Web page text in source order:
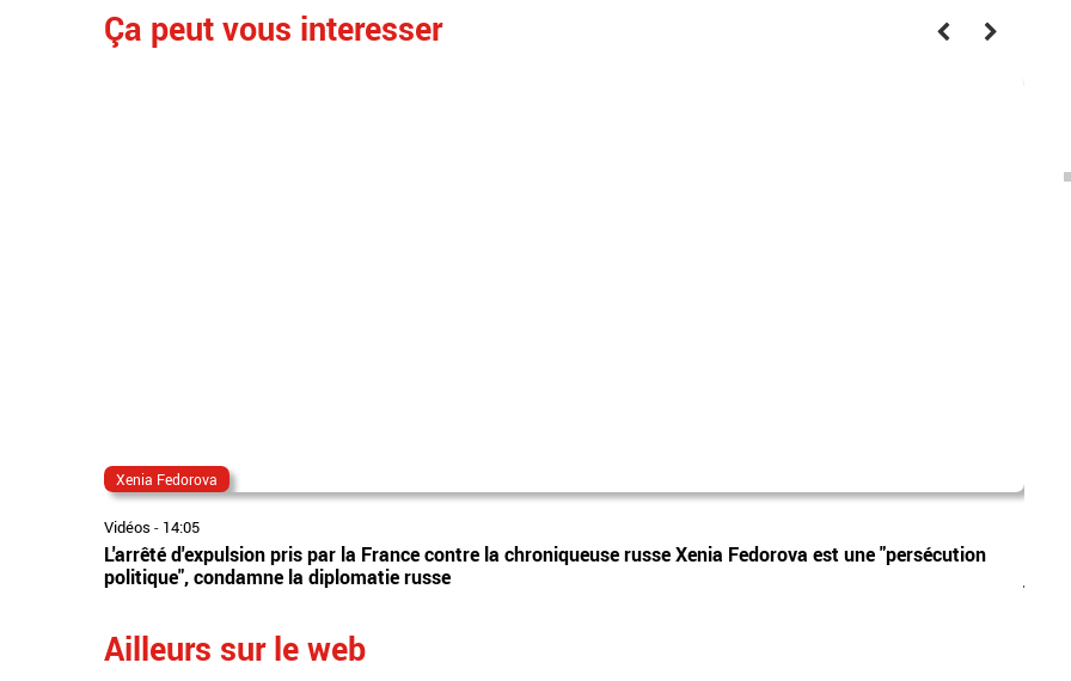
Ça peut vous interesser
Xenia Fedorova
Vidéos - 14:05
L'arrêté d'expulsion pris par la France contre la chroniqueuse russe Xenia Fedorova est une "persécution
politique", condamne la diplomatie russe
Ailleurs sur le web